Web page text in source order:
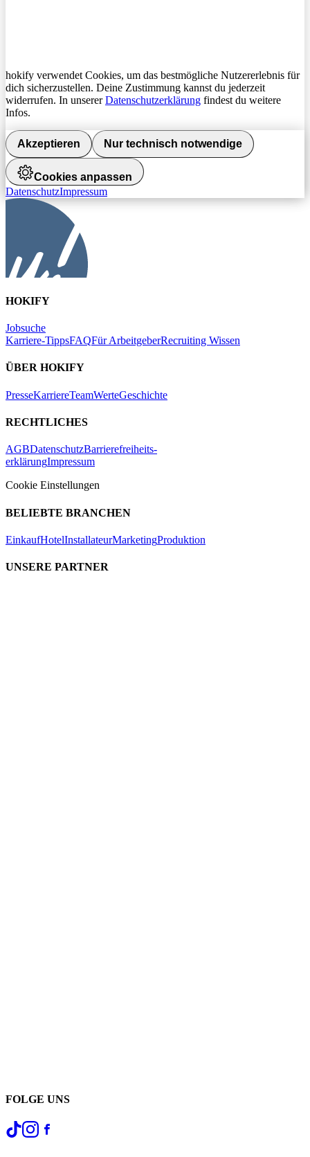
hokify verwendet Cookies, um das bestmögliche Nutzererlebnis für
dich sicherzustellen. Deine Zustimmung kannst du jederzeit
widerrufen. In unsererDatenschutzerklärung findest du weitere
Infos.
Akzeptieren Nur technisch notwendige
Cookies anpassen
DatenschutzImpressum
HOKIFY
Jobsuche
Karriere-TippsFAQFür ArbeitgeberRecruiting Wissen
ÜBER HOKIFY
PresseKarriereTeamWerteGeschichte
RECHTLICHES
AGBDatenschutzBarrierefreiheits-
erklärungImpressum
Cookie Einstellungen
BELIEBTE BRANCHEN
EinkaufHotelInstallateurMarketingProduktion
UNSERE PARTNER
FOLGE UNS